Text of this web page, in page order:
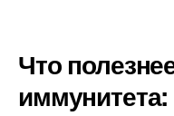
Что
иммунитета: